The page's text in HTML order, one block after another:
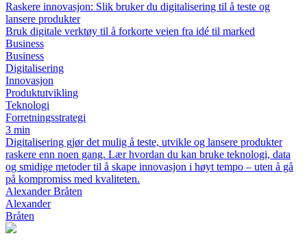
Raskere innovasjon: Slik bruker du digitalisering til å teste og
lansere produkter
Bruk digitale verktøy til å forkorte veien fra idé til marked
Business
Business
Digitalisering
Innovasjon
Produktutvikling
Teknologi
Forretningsstrategi
3 min
Digitalisering gjør det mulig å teste, utvikle og lansere produkter
raskere enn noen gang. Lær hvordan du kan bruke teknologi, data
og smidige metoder til å skape innovasjon i høyt tempo – uten å gå
på kompromiss med kvaliteten.
Alexander Bråten
Alexander
Bråten